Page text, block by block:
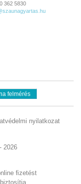
362 5830
felmérés
nyilatkozat
2026
ﬁzetést